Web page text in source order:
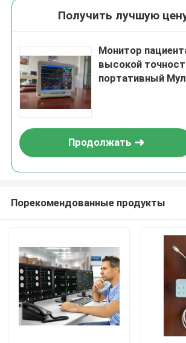
Дом
Получить лучшую
Монитор
высокой
портативный
Продолжать
Порекомендованные продукты